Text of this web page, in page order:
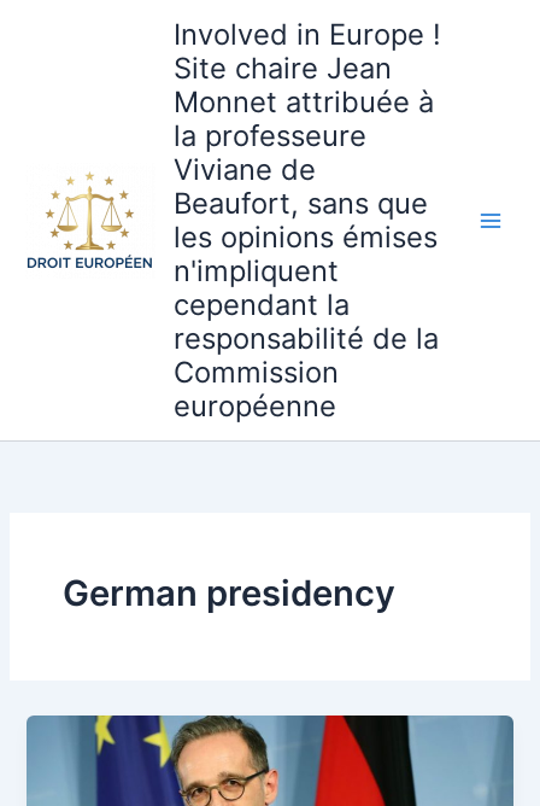
Involved in Europe !
Site chaire Jean
Monnet attribuée à
la professeure
Viviane de
Beaufort, sans que
les opinions émises
n'impliquent
cependant la
responsabilité de la
Commission
européenne
German presidency